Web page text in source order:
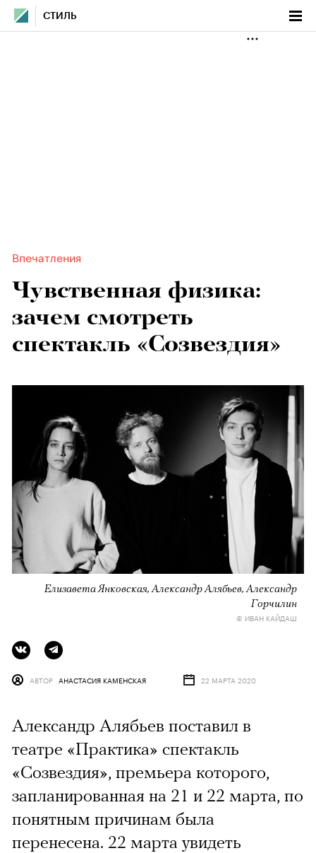
СТИЛЬ
Впечатления
Чувственная физика:
зачем смотреть
спектакль «Созвездия»
Елизавета Янковская, Александр Алябьев, Александр
Горчилин
© ИВАН КАЙДАШ
АВТОР АНАСТАСИЯ КАМЕНСКАЯ 22 МАРТА 2020
Александр Алябьев поставил в
театре «Практика» спектакль
«Созвездия», премьера которого,
запланированная на 21 и 22 марта, по
понятным причинам была
перенесена. 22 марта увидеть